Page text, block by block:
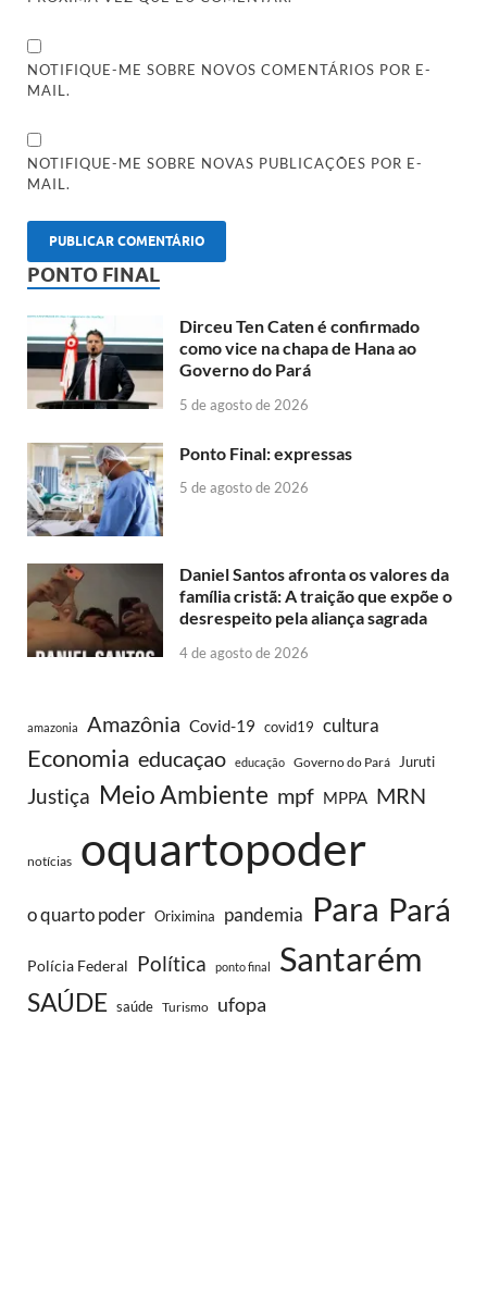
NOTIFIQUE-ME SOBRE NOVOS COMENTÁRIOS POR E-
MAIL.
NOTIFIQUE-ME SOBRE NOVAS PUBLICAÇÕES POR E-
MAIL.
PONTO FINAL
Dirceu Ten Caten é confirmado
como vice na chapa de Hana ao
Governo do Pará
5 de agosto de 2026
Ponto Final: expressas
5 de agosto de 2026
Daniel Santos afronta os valores da
família cristã: A traição que expõe o
desrespeito pela aliança sagrada
4 de agosto de 2026
amazonia Amazônia Covid-19 covid19 cultura
Economia educaçao educação Governo do Pará Juruti
Justiça Meio Ambiente mpf MPPA MRN
notícias oquartopoder
o quarto poder Oriximina pandemia Para Pará
Polícia Federal Política ponto final Santarém
SAÚDE saúde Turismo ufopa